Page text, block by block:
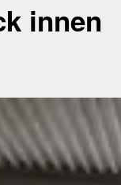
innen